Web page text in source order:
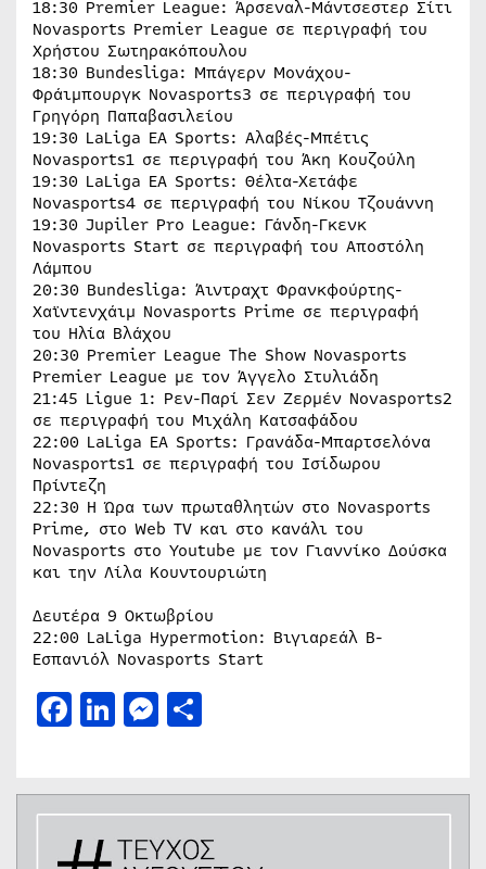
18:30 Premier League: Άρσεναλ-Μάντσεστερ Σίτι
Novasports Premier League σε περιγραφή του
Χρήστου Σωτηρακόπουλου
18:30 Bundesliga: Μπάγερν Μονάχου-
Φράιμπουργκ Novasports3 σε περιγραφή του
Γρηγόρη Παπαβασιλείου
19:30 LaLiga EA Sports: Αλαβές-Μπέτις
Novasports1 σε περιγραφή του Άκη Κουζούλη
19:30 LaLiga EA Sports: Θέλτα-Χετάφε
Novasports4 σε περιγραφή του Νίκου Τζουάννη
19:30 Jupiler Pro League: Γάνδη-Γκενκ
Novasports Start σε περιγραφή του Αποστόλη
Λάμπου
20:30 Bundesliga: Άιντραχτ Φρανκφούρτης-
Χαϊντενχάιμ Novasports Prime σε περιγραφή
του Ηλία Βλάχου
20:30 Premier League The Show Novasports
Premier League με τον Άγγελο Στυλιάδη
21:45 Ligue 1: Ρεν-Παρί Σεν Ζερμέν Novasports2
σε περιγραφή του Μιχάλη Κατσαφάδου
22:00 LaLiga ΕΑ Sports: Γρανάδα-Μπαρτσελόνα
Novasports1 σε περιγραφή του Ισίδωρου
Πρίντεζη
22:30 Η Ώρα των πρωταθλητών στο Novasports
Prime, στο Web TV και στο κανάλι του
Novasports στο Youtube με τον Γιαννίκο Δούσκα
και την Λίλα Κουντουριώτη
Δευτέρα 9 Οκτωβρίου
22:00 LaLiga Hypermotion: Βιγιαρεάλ Β-
Εσπανιόλ Novasports Start
Facebook
LinkedIn
Messenger